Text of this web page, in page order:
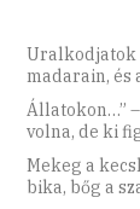
Uralkodjatok
madarain, és
Állatokon…”
volna, de ki
Mekeg a
bika, bőg a